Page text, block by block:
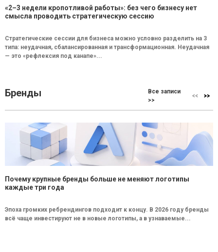
«2–3 недели кропотливой работы»: без чего бизнесу нет
смысла проводить стратегическую сессию
Стратегические сессии для бизнеса можно условно разделить на 3
типа: неудачная, сбалансированная и трансформационная. Неудачная
— это «рефлексия под канапе»...
Бренды
Все записи
>>
Почему крупные бренды больше не меняют логотипы
каждые три года
Эпоха громких ребрендингов подходит к концу. В 2026 году бренды
всё чаще инвестируют не в новые логотипы, а в узнаваемые...